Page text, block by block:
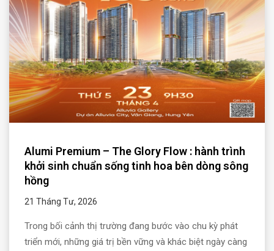
Alumi Premium – The Glory Flow : hành trình
khởi sinh chuẩn sống tinh hoa bên dòng sông
hồng
21 Tháng Tư, 2026
Trong bối cảnh thị trường đang bước vào chu kỳ phát
triển mới, những giá trị bền vững và khác biệt ngày càng